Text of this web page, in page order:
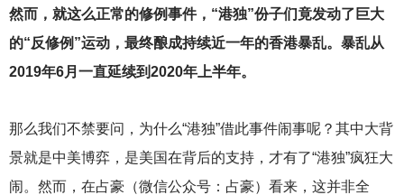
然而，就这么正常的修例事件，“港独”份子们竟发动了巨大
的“反修例”运动，最终酿成持续近一年的香港暴乱。暴乱从
2019年6月一直延续到2020年上半年。
那么我们不禁要问，为什么“港独”借此事件闹事呢？其中大背
景就是中美博弈，是美国在背后的支持，才有了“港独”疯狂大
闹。然而，在占豪（微信公众号：占豪）看来，这并非全